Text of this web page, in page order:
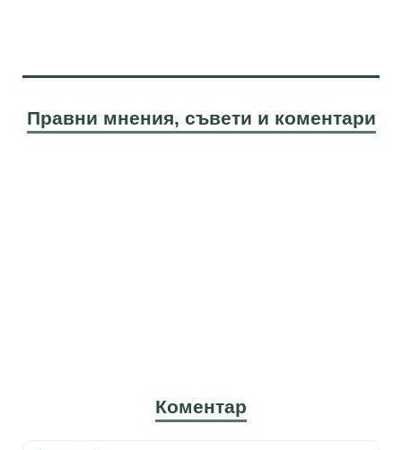
Правни мнения, съвети и коментари
Коментар